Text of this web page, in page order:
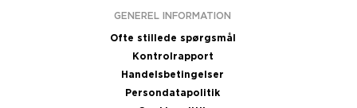
GENEREL INFORMATION
Ofte stillede spørgsmål
Kontrolrapport
Handelsbetingelser
Persondatapolitik